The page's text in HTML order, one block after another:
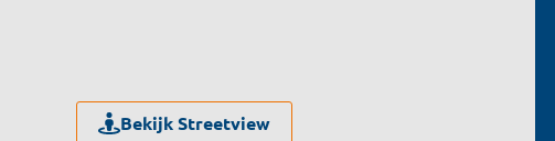
Bekijk Streetview